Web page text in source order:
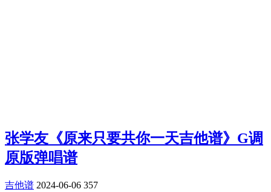
张学友《原来只要共你一天吉他谱》G调
原版弹唱谱
吉他谱 2024-06-06 357